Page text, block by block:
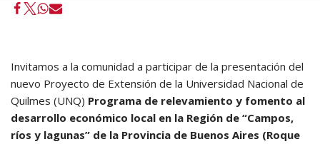
Invitamos a la comunidad a participar de la presentación del
nuevo Proyecto de Extensión de la Universidad Nacional de
Quilmes (UNQ) Programa de relevamiento y fomento al
desarrollo económico local en la Región de “Campos,
ríos y lagunas” de la Provincia de Buenos Aires (Roque